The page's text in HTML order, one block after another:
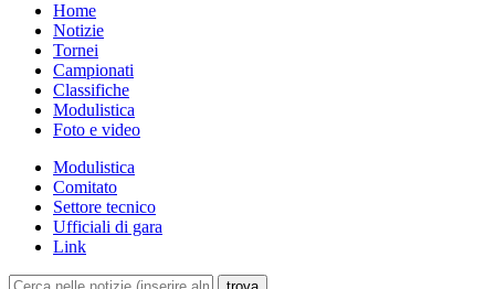
Home
Notizie
Tornei
Campionati
Classifiche
Modulistica
Foto e video
Modulistica
Comitato
Settore tecnico
Ufficiali di gara
Link